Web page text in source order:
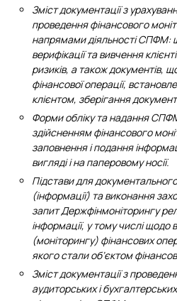
Зміст документації з
проведення фінансового
напрямами діяльності СПФМ:
верифікації та вивчення
ризиків, а також документів,
фінансової операції,
клієнтом, зберігання
Форми обліку та надання СПФМ
здійсненням фінансового
заповнення і подання
вигляді і на паперовому носії.
Підстави для
(інформації) та виконання
запит Держфінмоніторингу
інформації, у тому числі щодо
(моніторингу) фінансових
якого стали об’єктом
Зміст документації з
аудиторських і